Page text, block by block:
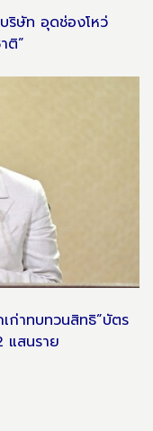
ริษัท อุดช่องโหว่
ติ”
ก่าทบทวนสิทธิ”บัตร
แสนราย